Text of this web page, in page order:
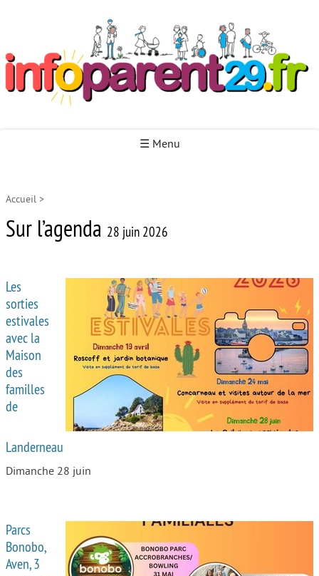
☰ Menu
Autour de la naissance
Autour de l’enfance
Autour de la jeunesse
Autour de l’école
Protéger les enfants
Face au handicap
Face au deuil
Place aux grands-parents
Accueil >
Sur l’agenda 28 juin 2026
Les
sorties
estivales
avec la
Maison
des
familles
de
Landerneau
Dimanche 28 juin
Parcs
Bonobo,
Aven, 3